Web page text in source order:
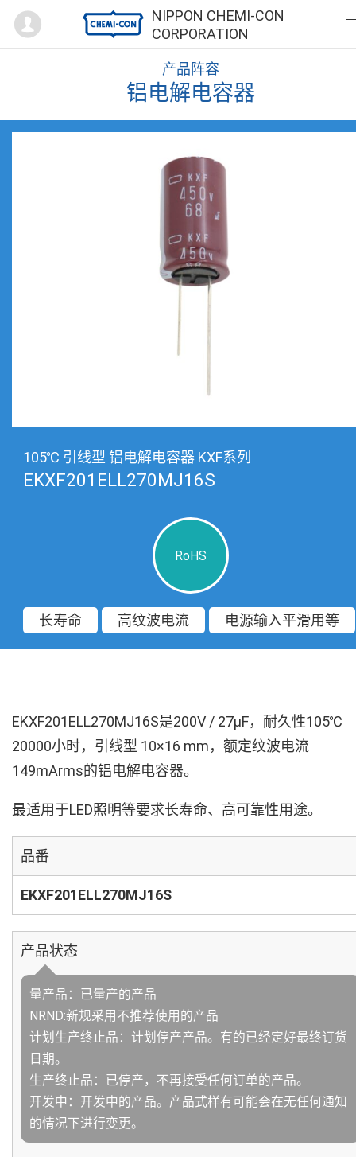
NIPPON CHEMI-CON
CORPORATION
Mypage
产品阵容
铝电解电容器
105℃ 引线型 铝电解电容器 KXF系列
EKXF201ELL270MJ16S
RoHS
长寿命 高纹波电流 电源输入平滑用等
EKXF201ELL270MJ16S是200V / 27µF，耐久性105℃
20000小时，引线型 10×16 mm，额定纹波电流
149mArms的铝电解电容器。
最适用于LED照明等要求长寿命、高可靠性用途。
品番
EKXF201ELL270MJ16S
产品状态
量产品：已量产的产品
NRND:新规采用不推荐使用的产品
计划生产终止品：计划停产产品。有的已经定好最终订货
日期。
生产终止品：已停产，不再接受任何订单的产品。
开发中：开发中的产品。产品式样有可能会在无任何通知
的情况下进行变更。